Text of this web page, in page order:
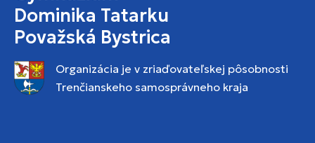
Dominika Tatarku
Považská Bystrica
Organizácia je v zriaďovateľskej pôsobnosti
Trenčianskeho samosprávneho kraja